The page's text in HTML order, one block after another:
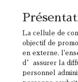
La cellule de
objectif de
en externe,
d’assurer la
personnel